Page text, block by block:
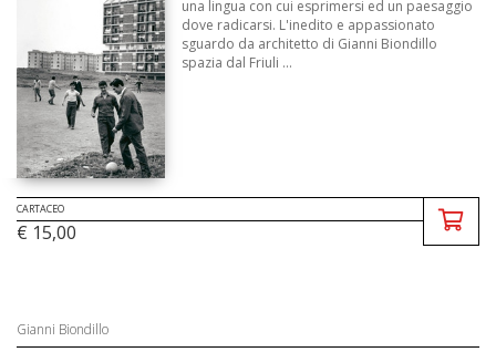
una lingua con cui esprimersi ed un paesaggio
dove radicarsi. L'inedito e appassionato
sguardo da architetto di Gianni Biondillo
spazia dal Friuli ...
CARTACEO
€ 15,00
Gianni Biondillo